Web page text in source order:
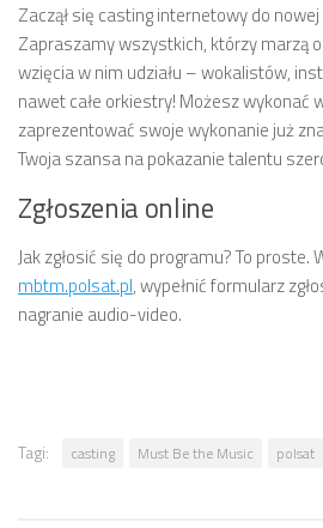
Zaczął się casting internetowy do
Zapraszamy wszystkich, którzy marzą
wzięcia w nim udziału – wokalistów,
nawet całe orkiestry! Możesz wykonać
zaprezentować swoje wykonanie już
Twoja szansa na pokazanie talentu
Zgłoszenia online
Jak zgłosić się do programu? To
mbtm.polsat.pl, wypełnić formularz
nagranie audio-video.
Tagi: casting Must Be the Music polsat